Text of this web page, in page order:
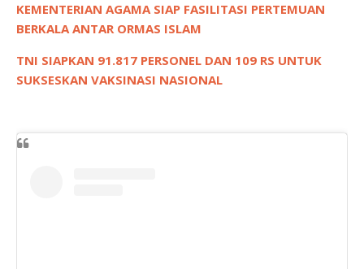
KEMENTERIAN AGAMA SIAP FASILITASI PERTEMUAN
BERKALA ANTAR ORMAS ISLAM
TNI SIAPKAN 91.817 PERSONEL DAN 109 RS UNTUK
SUKSESKAN VAKSINASI NASIONAL